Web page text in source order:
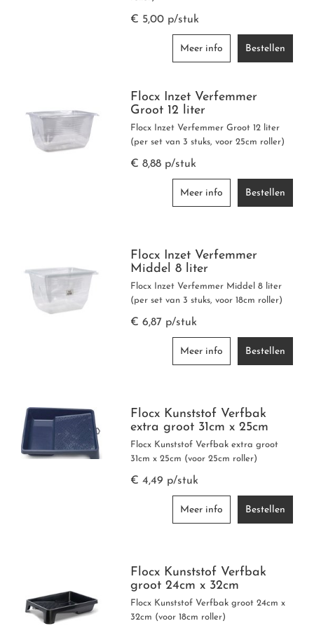
LG FANDECK (2021)
€ 5,00 p/stuk
Meer info Bestellen
Flocx Inzet Verfemmer
Groot 12 liter
Flocx Inzet Verfemmer Groot 12 liter
(per set van 3 stuks, voor 25cm roller)
€ 8,88 p/stuk
Meer info Bestellen
Flocx Inzet Verfemmer
Middel 8 liter
Flocx Inzet Verfemmer Middel 8 liter
(per set van 3 stuks, voor 18cm roller)
€ 6,87 p/stuk
Meer info Bestellen
Flocx Kunststof Verfbak
extra groot 31cm x 25cm
Flocx Kunststof Verfbak extra groot
31cm x 25cm (voor 25cm roller)
€ 4,49 p/stuk
Meer info Bestellen
Flocx Kunststof Verfbak
groot 24cm x 32cm
Flocx Kunststof Verfbak groot 24cm x
32cm (voor 18cm roller)